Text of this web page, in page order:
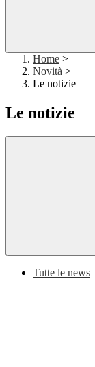
Home >
Novità >
Le notizie
Le notizie
Tutte le news